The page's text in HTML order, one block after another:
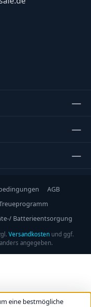
AGB
Batterieentsorgung
Versandkosten und ggf.
angegeben.
eine bestmögliche